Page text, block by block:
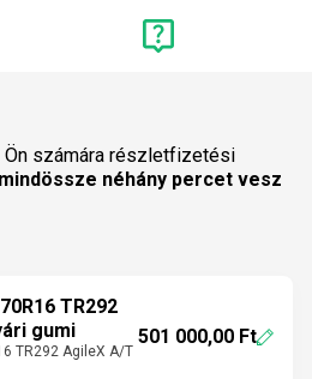
Ön számára részletfizetési
néhány percet vesz
TR292
gumi
TR292 AgileX A/T
501 000,00 Ft